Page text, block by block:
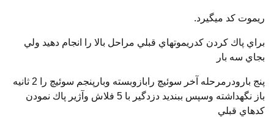
ريموت كد ميگيرد.
براي پاك كردن كدريموتهاي قبلي مراحل بالا را انجام دهيد ولي
بجاي سه بار
پنج بارودرمرحله آخر سوئيچ رابازوبسته وبارپنجم سوئيچ را 2 ثانيه
باز نگهداشته وسپس ببنديد دزدگير با 5 فلاش وآژير پاك نمودن
كدهاي قبلي